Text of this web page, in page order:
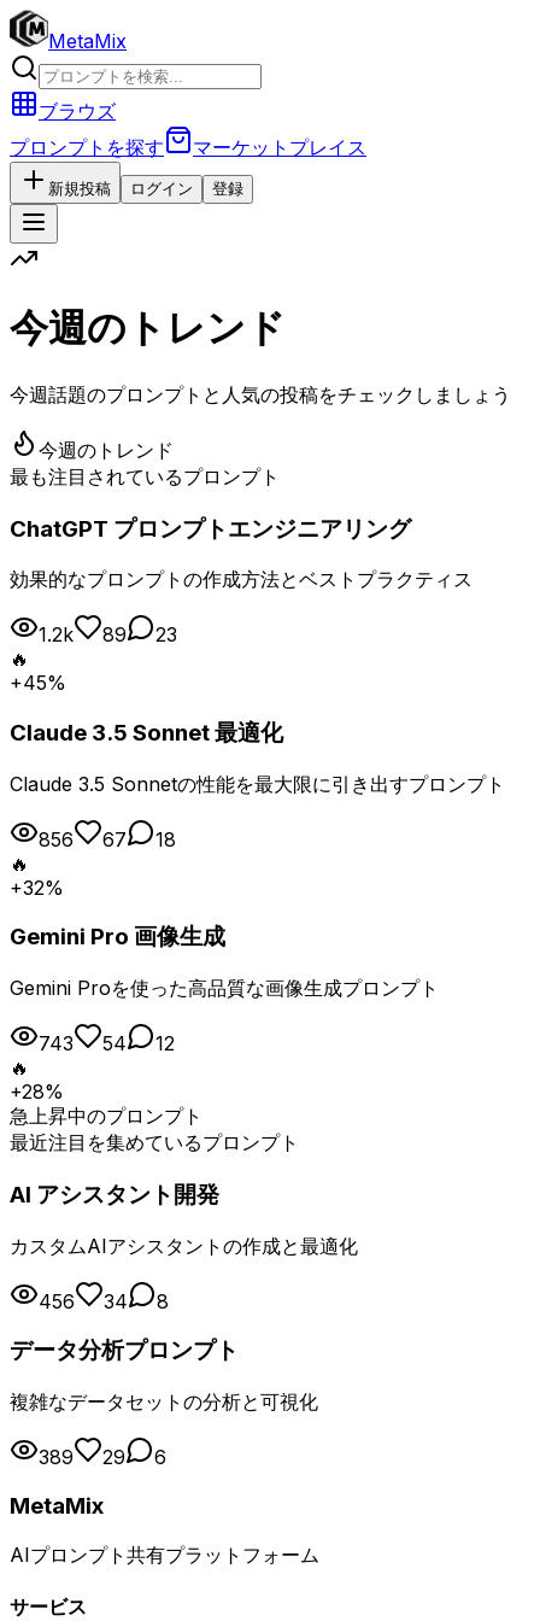
MetaMix
ブラウズ
プロンプトを探す
マーケットプレイス
新規投稿 ログイン 登録
今週のトレンド
今週話題のプロンプトと人気の投稿をチェックしましょう
今週のトレンド
最も注目されているプロンプト
ChatGPT プロンプトエンジニアリング
効果的なプロンプトの作成方法とベストプラクティス
1.2k 89
23
🔥
+45%
Claude 3.5 Sonnet 最適化
Claude 3.5 Sonnetの性能を最大限に引き出すプロンプト
856 67
18
🔥
+32%
Gemini Pro 画像生成
Gemini Proを使った高品質な画像生成プロンプト
743 54
12
🔥
+28%
急上昇中のプロンプト
最近注目を集めているプロンプト
AI アシスタント開発
カスタムAIアシスタントの作成と最適化
456 34 8
データ分析プロンプト
複雑なデータセットの分析と可視化
389 29 6
MetaMix
AIプロンプト共有プラットフォーム
サービス